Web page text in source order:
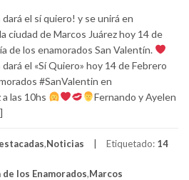
dará el sí quiero! y se unirá en
ciudad de Marcos Juárez hoy 14 de
de los enamorados San Valentín.
el «Sí Quiero» hoy 14 de Febrero
#SanValentin en
las 10hs
Fernando y Ayelen
,Noticias Etiquetado: 14
de los Enamorados,Marcos